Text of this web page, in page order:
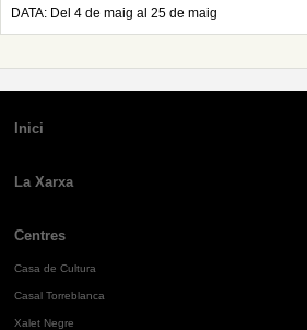
DATA: Del 4 de maig al 25 de maig
Inici
La Xarxa
Centres
Casa de Cultura
Casal Torreblanca
Xalet Negre